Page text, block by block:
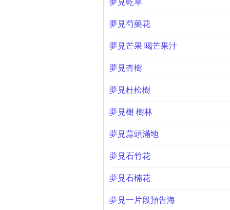
夢見乾草
夢見芍藥花
夢見芒果 喝芒果汁
夢見杏樹
夢見杜松樹
夢見樹 樹林
夢見蒜頭滿地
夢見石竹花
夢見石楠花
夢見一片段預告海